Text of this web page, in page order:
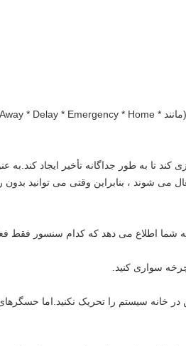
کند تا به طور جداگانه تأخیر ایجاد کند.به
شوند ، بنابراین وقتی می توانید بدون
در خانه سیستم را تحریک نکنید.اما